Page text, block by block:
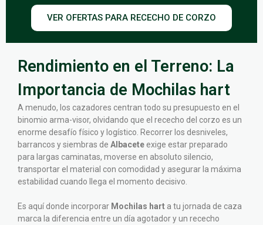
VER OFERTAS PARA RECECHO DE CORZO
Rendimiento en el Terreno: La
Importancia de Mochilas hart
A menudo, los cazadores centran todo su presupuesto en el
binomio arma-visor, olvidando que el rececho del corzo es un
enorme desafío físico y logístico. Recorrer los desniveles,
barrancos y siembras de Albacete exige estar preparado
para largas caminatas, moverse en absoluto silencio,
transportar el material con comodidad y asegurar la máxima
estabilidad cuando llega el momento decisivo.
Es aquí donde incorporar Mochilas hart a tu jornada de caza
marca la diferencia entre un día agotador y un rececho